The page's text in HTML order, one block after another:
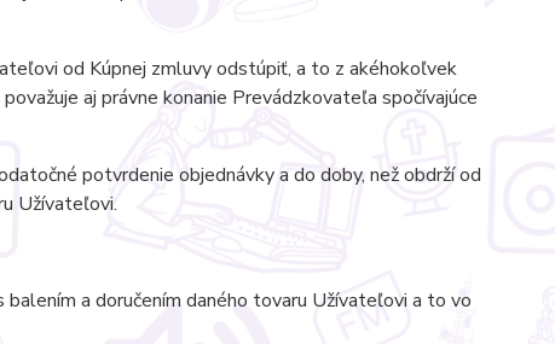
od Kúpnej zmluvy odstúpiť, a to z akéhokoľvek
aj právne konanie Prevádzkovateľa spočívajúce
potvrdenie objednávky a do doby, než obdrží od
Užívateľovi.
a doručením daného tovaru Užívateľovi a to vo